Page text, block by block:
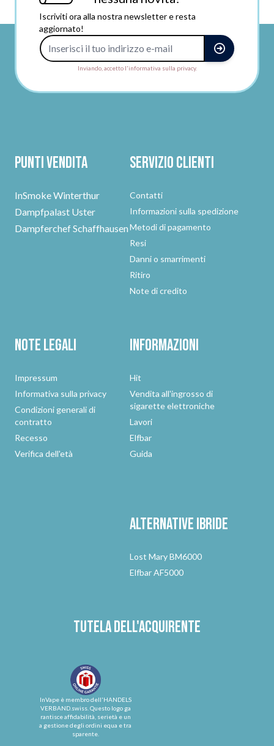
Iscriviti ora alla nostra newsletter e resta
aggiornato!
Inviando, accetto l'informativa sulla privacy.
Punti vendita
InSmoke Winterthur
Dampfpalast Uster
Dampferchef Schaffhausen
Servizio clienti
Contatti
Informazioni sulla spedizione
Metodi di pagamento
Resi
Danni o smarrimenti
Ritiro
Note di credito
Note legali
Impressum
Informativa sulla privacy
Condizioni generali di
contratto
Recesso
Verifica dell'età
Informazioni
Hit
Vendita all'ingrosso di
sigarette elettroniche
Lavori
Elfbar
Guida
Alternativeibride
Lost Mary BM6000
Elfbar AF5000
Tutela dell'acquirente
InVape è membro dell'HANDELS
VERBAND.swiss. Questo logo ga
rantisce affidabilità, serietà e un
a gestione degli ordini equa e tra
sparente.